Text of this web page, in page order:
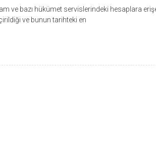
ve bazı hükümet servislerindeki hesaplara
ve bunun tarihteki en